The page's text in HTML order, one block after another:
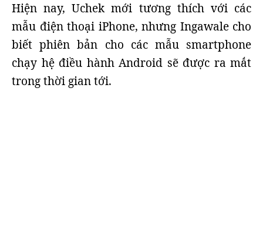
Hiện nay, Uchek mới tương thích với các
mẫu điện thoại iPhone, nhưng Ingawale cho
biết phiên bản cho các mẫu smartphone
chạy hệ điều hành Android sẽ được ra mắt
trong thời gian tới.